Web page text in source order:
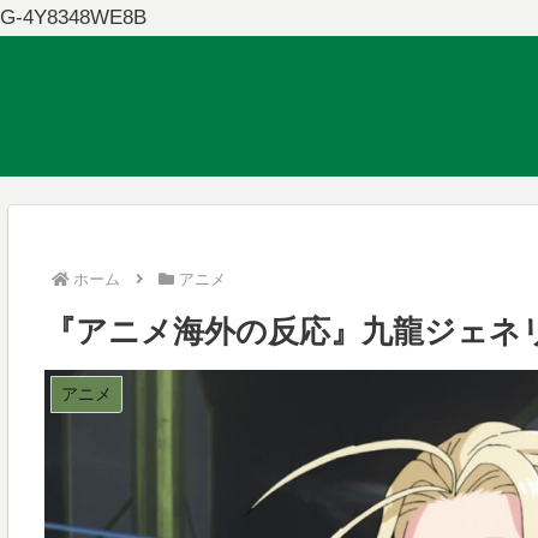
G-4Y8348WE8B
ホーム アニメ
『アニメ海外の反応』九龍ジェ
アニメ